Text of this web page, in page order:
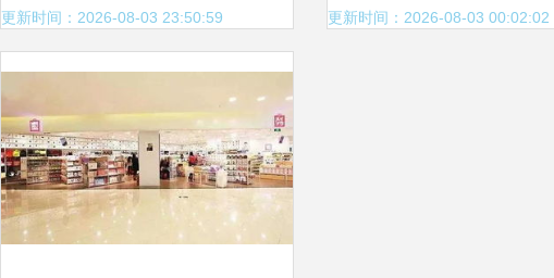
富丰共箱包装矩阵
更新时间：2026-08-03 23:50:59 更新时间：2026-08-03 00:02:02